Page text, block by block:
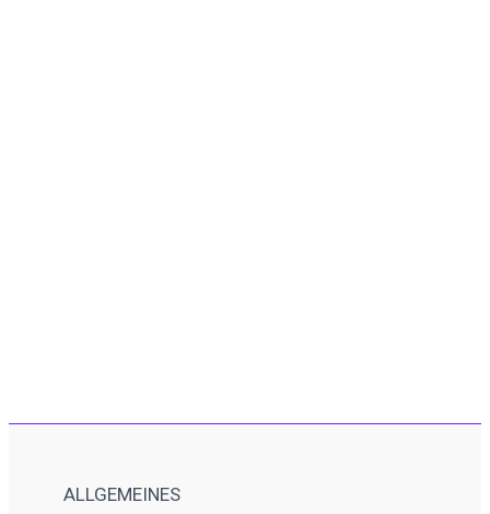
ALLGEMEINES